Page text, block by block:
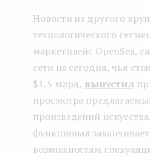
Новости из другого
технологического
маркетплейс OpenSea,
сети на сегодня, чья
$1,5 млрд, выпустил
просмотра
произведений
функционал
возможностям